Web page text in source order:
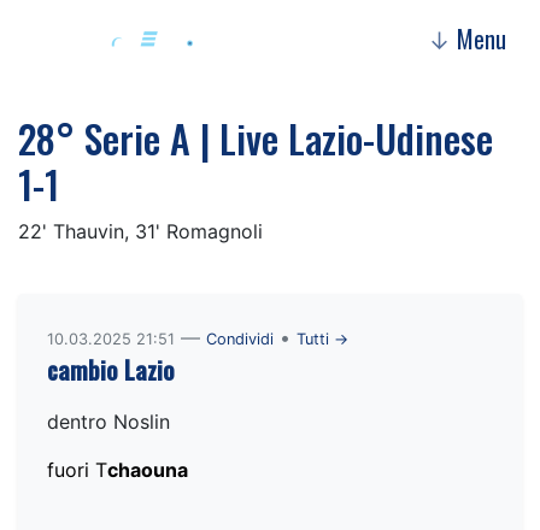
↓ Menu
28° Serie A | Live Lazio-Udinese
1-1
22' Thauvin, 31' Romagnoli
10.03.2025 21:51 — Condividi • Tutti →
cambio Lazio
dentro Noslin
fuori Tchaouna